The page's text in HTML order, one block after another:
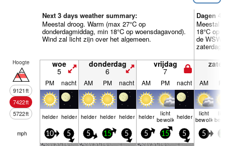
Next 3 days weather summary:
Meestal droog. Warm (max 27°C op
donderdagmiddag, min 18°C op woensdagavond).
Wind zal licht zijn over het algemeen.
Dagen
Meestal
18°C op
de WSW
Hoogte
9121ft
7422ft
5722ft
woe
5
donderdag
6
vrijdag
7
PM nacht AM PM nacht AM PM nacht AM
helder helder helder helder helder helder licht
bewolkt helder licht
bewolkt
mph 10 5 5 15 5 5 15 5 5